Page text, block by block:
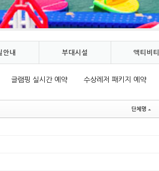
안내 부대시설 액티비티
글램핑 실시간 예약 수상레저 패키지 예약
단체명